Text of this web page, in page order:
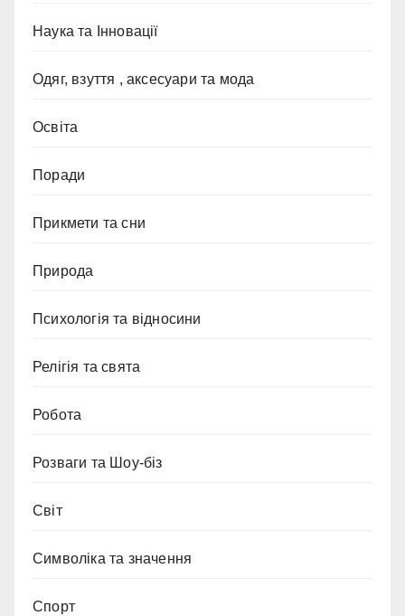
Наука та Інновації
Одяг, взуття , аксесуари та мода
Освіта
Поради
Прикмети та сни
Природа
Психологія та відносини
Релігія та свята
Робота
Розваги та Шоу-біз
Світ
Символіка та значення
Спорт